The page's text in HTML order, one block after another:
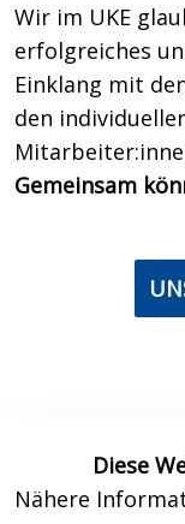
Wir im UKE
erfolgreiches
Einklang mit
den
Gemeinsam
Diese
Nähere